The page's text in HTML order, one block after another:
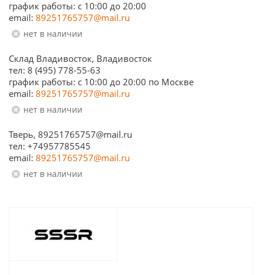
график работы: c 10:00 до 20:00
email: 89251765757@mail.ru
Нет в наличии
Склад Владивосток, Владивосток
тел: 8 (495) 778-55-63
график работы: с 10:00 до 20:00 по Москве
email: 89251765757@mail.ru
Нет в наличии
Тверь, 89251765757@mail.ru
тел: +74957785545
email: 89251765757@mail.ru
Нет в наличии